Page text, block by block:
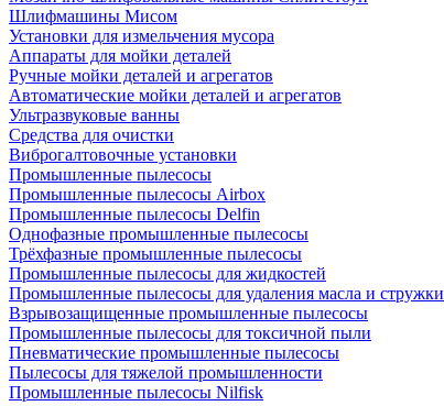
Шлифмашины Мисом
Установки для измельчения мусора
Аппараты для мойки деталей
Ручные мойки деталей и агрегатов
Автоматические мойки деталей и агрегатов
Ультразвуковые ванны
Средства для очистки
Виброгалтовочные установки
Промышленные пылесосы
Промышленные пылесосы Airbox
Промышленные пылесосы Delfin
Однофазные промышленные пылесосы
Трёхфазные промышленные пылесосы
Промышленные пылесосы для жидкостей
Промышленные пылесосы для удаления масла и стружки
Взрывозащищенные промышленные пылесосы
Промышленные пылесосы для токсичной пыли
Пневматические промышленные пылесосы
Пылесосы для тяжелой промышленности
Промышленные пылесосы Nilfisk